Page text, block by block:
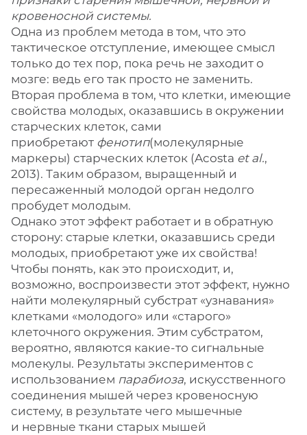
кровеносной системы.
Одна из проблем метода в том, что это
тактическое отступление, имеющее смысл
только до тех пор, пока речь не заходит о
мозге: ведь его так просто не заменить.
Вторая проблема в том, что клетки, имеющие
свойства молодых, оказавшись в окружении
старческих клеток, сами
приобретают фенотип(молекулярные
маркеры) старческих клеток (Acosta et al.,
2013). Таким образом, выращенный и
пересаженный молодой орган недолго
пробудет молодым.
Однако этот эффект работает и в обратную
сторону: старые клетки, оказавшись среди
молодых, приобретают уже их свойства!
Чтобы понять, как это происходит, и,
возможно, воспроизвести этот эффект, нужно
найти молекулярный субстрат «узнавания»
клетками «молодого» или «старого»
клеточного окружения. Этим субстратом,
вероятно, являются какие-то сигнальные
молекулы. Результаты экспериментов с
использованием парабиоза, искусственного
соединения мышей через кровеносную
систему, в результате чего мышечные
и нервные ткани старых мышей